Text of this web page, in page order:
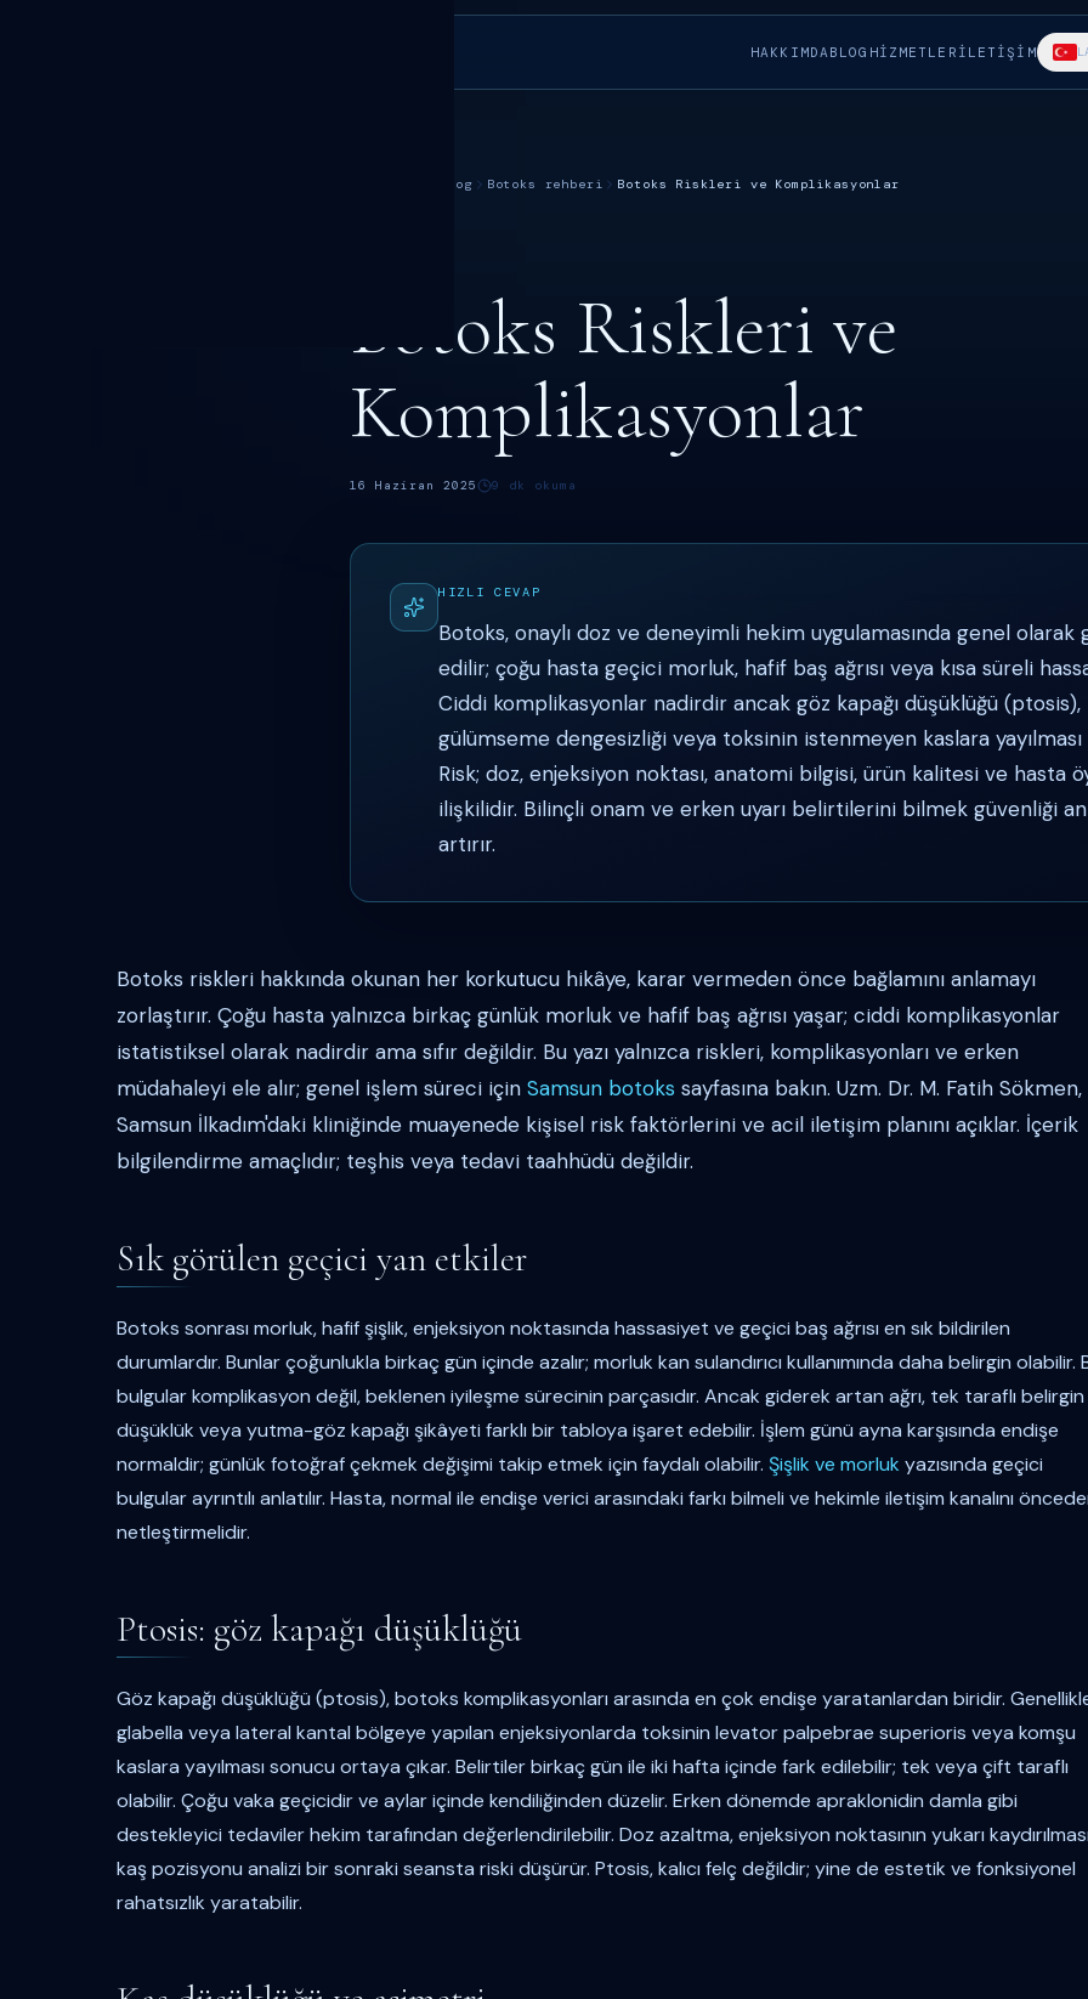
HAKKIMDABLOG HİZMETLER İLETİŞİM
Blog Botoks rehberi Botoks Riskleri ve Komplikasyonlar
Botoks Riskleri ve
Komplikasyonlar
16 Haziran 2025 9 dk okuma
HIZLI CEVAP
Botoks, onaylı doz ve deneyimli hekim uygulamasında genel olarak
edilir; çoğu hasta geçici morluk, hafif baş ağrısı veya kısa süreli
Ciddi komplikasyonlar nadirdir ancak göz kapağı düşüklüğü
gülümseme dengesizliği veya toksinin istenmeyen kaslara
Risk; doz, enjeksiyon noktası, anatomi bilgisi, ürün kalitesi ve hasta
ilişkilidir. Bilinçli onam ve erken uyarı belirtilerini bilmek güvenliği
artırır.
Botoks riskleri hakkında okunan her korkutucu hikâye, karar vermeden önce bağlamını anlamayı
zorlaştırır. Çoğu hasta yalnızca birkaç günlük morluk ve hafif baş ağrısı yaşar; ciddi komplikasyonlar
istatistiksel olarak nadirdir ama sıfır değildir. Bu yazı yalnızca riskleri, komplikasyonları ve erken
müdahaleyi ele alır; genel işlem süreci için Samsun botoks sayfasına bakın. Uzm. Dr. M. Fatih Sökmen,
Samsun İlkadım'daki kliniğinde muayenede kişisel risk faktörlerini ve acil iletişim planını açıklar. İçerik
bilgilendirme amaçlıdır; teşhis veya tedavi taahhüdü değildir.
Sık görülen geçici yan etkiler
Botoks sonrası morluk, hafif şişlik, enjeksiyon noktasında hassasiyet ve geçici baş ağrısı en sık bildirilen
durumlardır. Bunlar çoğunlukla birkaç gün içinde azalır; morluk kan sulandırıcı kullanımında daha belirgin olabilir.
bulgular komplikasyon değil, beklenen iyileşme sürecinin parçasıdır. Ancak giderek artan ağrı, tek taraflı belirgin
düşüklük veya yutma-göz kapağı şikâyeti farklı bir tabloya işaret edebilir. İşlem günü ayna karşısında endişe
normaldir; günlük fotoğraf çekmek değişimi takip etmek için faydalı olabilir. Şişlik ve morluk yazısında geçici
bulgular ayrıntılı anlatılır. Hasta, normal ile endişe verici arasındaki farkı bilmeli ve hekimle iletişim kanalını
netleştirmelidir.
Ptosis: göz kapağı düşüklüğü
Göz kapağı düşüklüğü (ptosis), botoks komplikasyonları arasında en çok endişe yaratanlardan biridir.
glabella veya lateral kantal bölgeye yapılan enjeksiyonlarda toksinin levator palpebrae superioris veya komşu
kaslara yayılması sonucu ortaya çıkar. Belirtiler birkaç gün ile iki hafta içinde fark edilebilir; tek veya çift taraflı
olabilir. Çoğu vaka geçicidir ve aylar içinde kendiliğinden düzelir. Erken dönemde apraklonidin damla gibi
destekleyici tedaviler hekim tarafından değerlendirilebilir. Doz azaltma, enjeksiyon noktasının yukarı
kaş pozisyonu analizi bir sonraki seansta riski düşürür. Ptosis, kalıcı felç değildir; yine de estetik ve fonksiyonel
rahatsızlık yaratabilir.